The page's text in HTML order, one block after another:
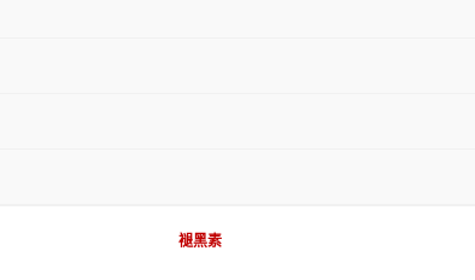
褪黑素